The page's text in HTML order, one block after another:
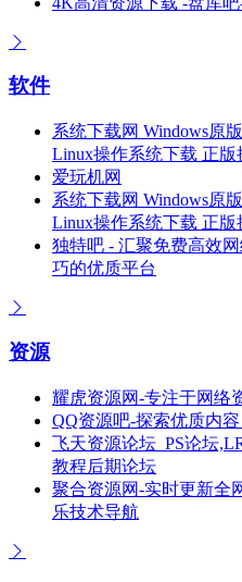
软件
系统下载网 Windows原
Linux操作系统下载 正版
爱玩机网
系统下载网 Windows原
Linux操作系统下载 正版
独特吧 - 汇聚免费高效
巧的优质平台
资源
耀虎资源网-专注于网络
QQ资源吧-探索优质内容
飞天资源论坛_PS论坛
教程后期论坛
聚合资源网-实时更新全
乐技术导航